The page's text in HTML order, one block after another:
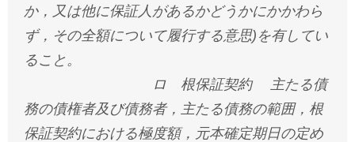
か，又は他に保証人があるかどうかにかかわら
ず，その全額について履行する意思)を有してい
ること。
ロ 根保証契約 主たる債
務の債権者及び債務者，主たる債務の範囲，根
保証契約における極度額，元本確定期日の定め